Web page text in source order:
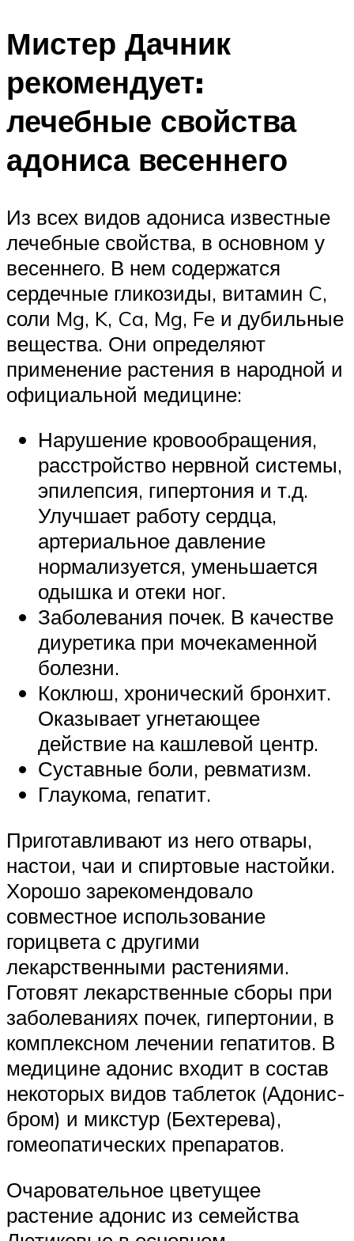
Мистер Дачник
рекомендует:
лечебные свойства
адониса весеннего
Из всех видов адониса известные
лечебные свойства, в основном у
весеннего. В нем содержатся
сердечные гликозиды, витамин C,
соли Mg, K, Ca, Mg, Fe и дубильные
вещества. Они определяют
применение растения в народной и
официальной медицине:
Нарушение кровообращения,
расстройство нервной системы,
эпилепсия, гипертония и т.д.
Улучшает работу сердца,
артериальное давление
нормализуется, уменьшается
одышка и отеки ног.
Заболевания почек. В качестве
диуретика при мочекаменной
болезни.
Коклюш, хронический бронхит.
Оказывает угнетающее
действие на кашлевой центр.
Суставные боли, ревматизм.
Глаукома, гепатит.
Приготавливают из него отвары,
настои, чаи и спиртовые настойки.
Хорошо зарекомендовало
совместное использование
горицвета с другими
лекарственными растениями.
Готовят лекарственные сборы при
заболеваниях почек, гипертонии, в
комплексном лечении гепатитов. В
медицине адонис входит в состав
некоторых видов таблеток (Адонис-
бром) и микстур (Бехтерева),
гомеопатических препаратов.
Очаровательное цветущее
растение адонис из семейства